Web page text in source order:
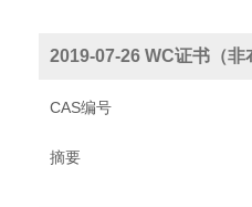
2019-07-26 WC证书（非
CAS编号
摘要